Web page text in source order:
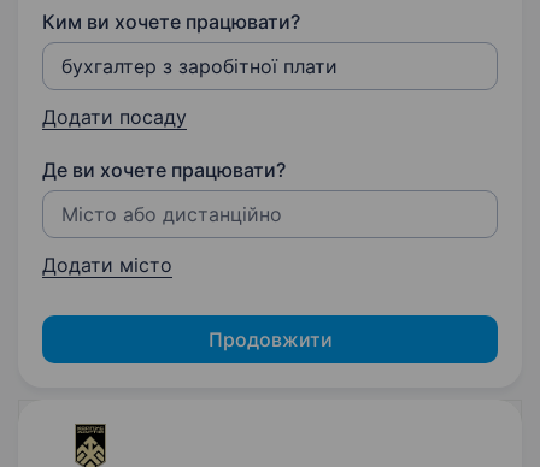
Ким ви хочете працювати?
Додати посаду
Де ви хочете працювати?
Додати місто
Продовжити